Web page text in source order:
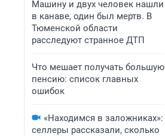
Машину и двух человек нашли
в канаве, один был мертв. В
Тюменской области
расследуют странное ДТП
Что мешает получать большую
пенсию: список главных
ошибок
«Находимся в заложниках»:
селлеры рассказали, сколько